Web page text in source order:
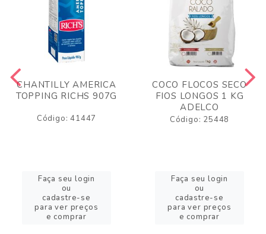
CHANTILLY AMERICA
TOPPING RICHS 907G
Código: 41447
Faça seu login
ou
cadastre-se
para ver preços
e comprar
COCO FLOCOS SECO
FIOS LONGOS 1 KG
ADELCO
Código: 25448
Faça seu login
ou
cadastre-se
para ver preços
e comprar